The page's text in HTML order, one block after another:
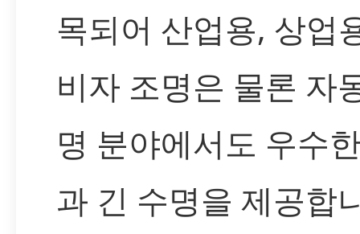
목되어 산업용, 상업
비자 조명은 물론 자
명 분야에서도 우수
과 긴 수명을 제공합